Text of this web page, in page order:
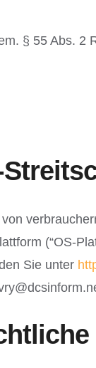
§ 55 Abs. 2
(“OS-
Sie unter